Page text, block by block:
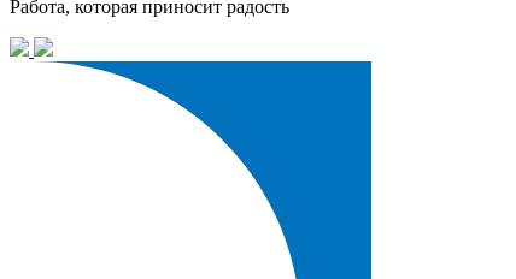
Работа, которая приносит радость